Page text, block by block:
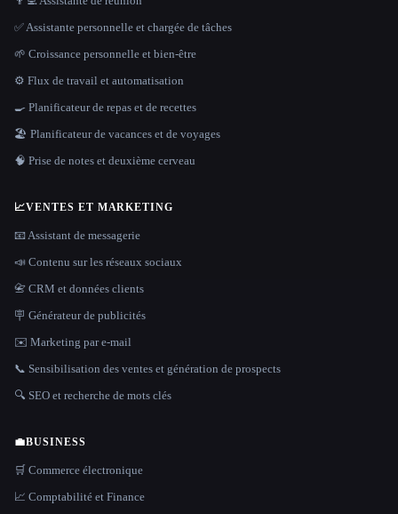
✅ Assistante personnelle et chargée de tâches
🌱 Croissance personnelle et bien-être
⚙️ Flux de travail et automatisation
🍳 Planificateur de repas et de recettes
🏖 Planificateur de vacances et de voyages
🧠 Prise de notes et deuxième cerveau
📈VENTES ET MARKETING
📧 Assistant de messagerie
📣 Contenu sur les réseaux sociaux
📇 CRM et données clients
🪧 Générateur de publicités
✉️ Marketing par e-mail
📞 Sensibilisation des ventes et génération de prospects
🔍 SEO et recherche de mots clés
💼BUSINESS
🛒 Commerce électronique
📈 Comptabilité et Finance